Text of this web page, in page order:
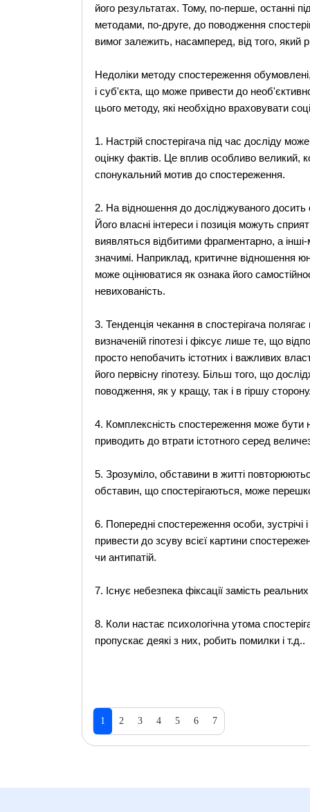
його результатах. Тому, по-перше, останні
методами, по-друге, до поводження
вимог залежить, насамперед, від того, який
Недоліки методу спостереження
і суб'єкта, що може привести до
цього методу, які необхідно враховувати
1. Настрій спостерігача під час досліду
оцінку фактів. Це вплив особливо великий,
спонукальний мотив до спостереження.
2. На відношення до досліджуваного досить
Його власні інтереси і позиція можуть
виявляться відбитими фрагментарно, а
значимі. Наприклад, критичне відношення
може оцінюватися як ознака його
невихованість.
3. Тенденція чекання в спостерігача
визначеній гіпотезі і фіксує лише те, що
просто непобачить істотних і важливих
його первісну гіпотезу. Більш того, що
поводження, як у кращу, так і в гіршу
4. Комплексність спостереження може бути
приводить до втрати істотного серед
5. Зрозуміло, обставини в житті
обставин, що спостерігаються, може
6. Попередні спостереження особи,
привести до зсуву всієї картини
чи антипатій.
7. Існує небезпека фіксації замість
8. Коли настає психологічна утома
пропускає деякі з них, робить помилки і т.д..
1 2 3 4 5 6 7